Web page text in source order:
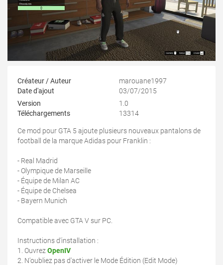
Créateur / Auteur
marouane1997
Date d'ajout
03/07/2015
Version
1.0
Téléchargements
13314
Ce mod pour GTA 5 ajoute plusieurs nouveaux pantalons de
football de la marque Adidas pour Franklin :
- Real Madrid
- Olympique de Marseille
- Équipe de Milan AC
- Équipe de Chelsea
- Bayern Munich
Compatible avec GTA V sur PC.
Instructions d'installation :
1. Ouvrez OpenIV
2. N'oubliez pas d'activer le Mode Édition (Edit Mode)